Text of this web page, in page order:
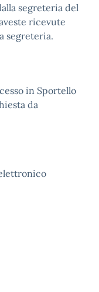
segreteria del
ricevute
segreteria.
in Sportello
da